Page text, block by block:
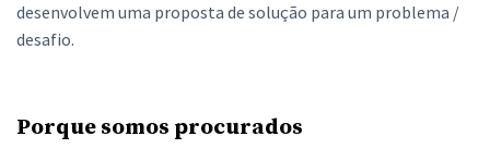
desenvolvem uma proposta de solução para um problema /
desafio.
Porque somos procurados